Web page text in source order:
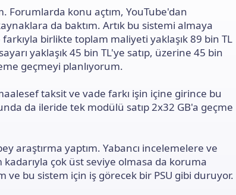
Forumlarda konu açtım, YouTube'dan
da baktım. Artık bu sistemi almaya
birlikte toplam maliyeti yaklaşık 89 bin TL
yaklaşık 45 bin TL'ye satıp, üzerine 45 bin
geçmeyi planlıyorum.
taksit ve vade farkı işin içine girince bu
da ileride tek modülü satıp 2x32 GB'a geçme
araştırma yaptım. Yabancı incelemelere ve
kadarıyla çok üst seviye olmasa da koruma
ve bu sistem için iş görecek bir PSU gibi duruyor.